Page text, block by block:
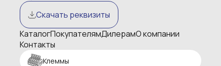
Скачать реквизиты
КаталогПокупателямДилерамО компании
Контакты
Клеммы